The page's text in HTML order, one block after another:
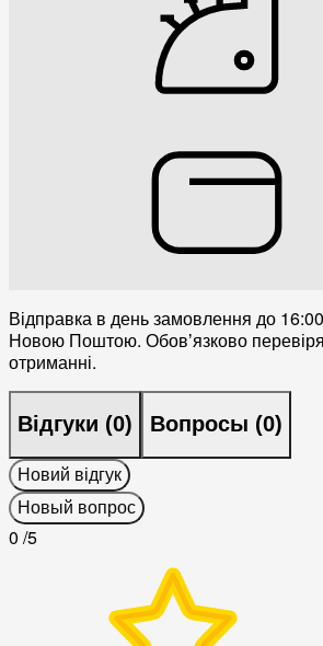
Відправка в день замовлення до
Новою Поштою. Обовʼязково
отриманні.
Відгуки (0) Вопросы (0)
Новий відгук
Новый вопрос
0 /5